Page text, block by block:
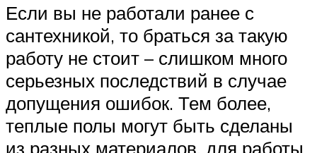
Если вы не работали ранее с
сантехникой, то браться за такую
работу не стоит – слишком много
серьезных последствий в случае
допущения ошибок. Тем более,
теплые полы могут быть сделаны
из разных материалов, для работы